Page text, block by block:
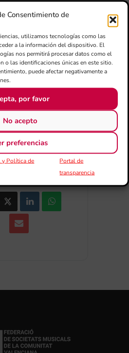
Consentimiento de
utilizamos tecnologías como las
a la información del dispositivo. El
nos permitirá procesar datos como el
o las identificaciones únicas en este sitio.
puede afectar negativamente a
por favor
No acepto
preferencias
y Política de
Portal de
transparencia
a Google Calendar
iCal / Outlook
ESTE EVENTO